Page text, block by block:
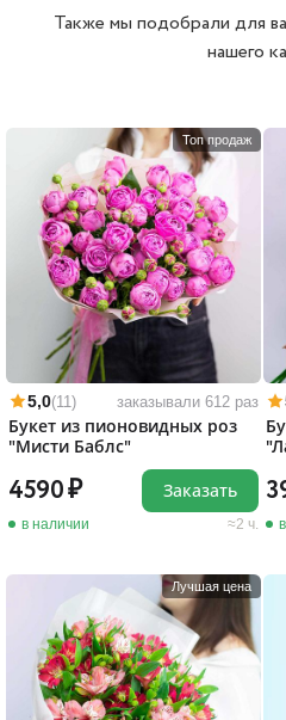
Также мы подобрали для
нашего
Топ продаж
5,0(11) заказывали 612 раз
Букет из пионовидных роз
"Мисти Баблс"
4590
в наличии 2 ч.
Заказать
Лучшая цена